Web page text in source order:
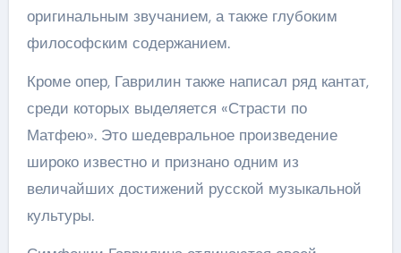
оригинальным звучанием, а также глубоким
философским содержанием.
Кроме опер, Гаврилин также написал ряд кантат,
среди которых выделяется «Страсти по
Матфею». Это шедевральное произведение
широко известно и признано одним из
величайших достижений русской музыкальной
культуры.